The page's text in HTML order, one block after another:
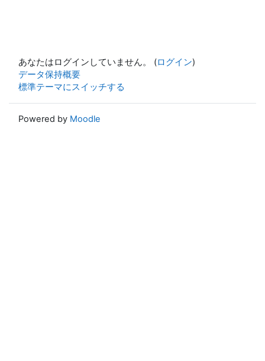
あなたはログインしていません。 (ログイン)
データ保持概要
標準テーマにスイッチする
Powered by Moodle